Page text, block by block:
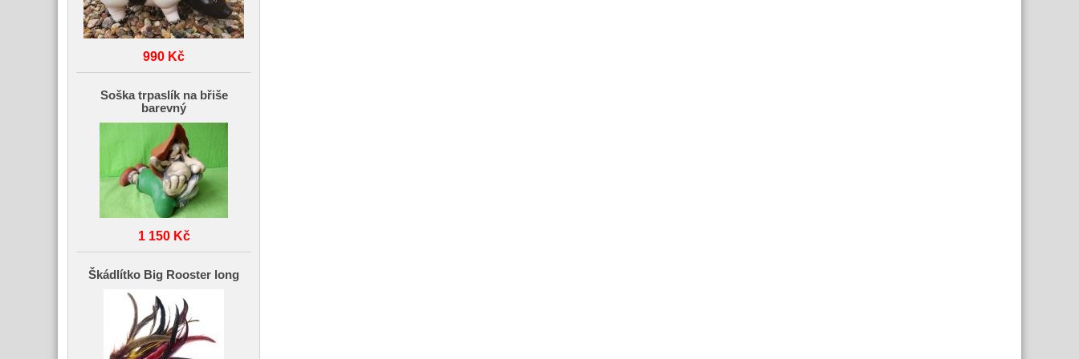
990 Kč
Soška trpaslík na břiše
barevný
1 150 Kč
Škádlítko Big Rooster long